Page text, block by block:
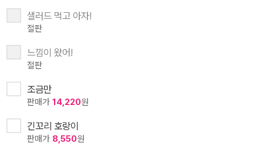
샐러드 먹고 아자!
절판
느낌이 왔어!
절판
조금만
판매가 14,220원
긴꼬리 호랑이
판매가 8,550원